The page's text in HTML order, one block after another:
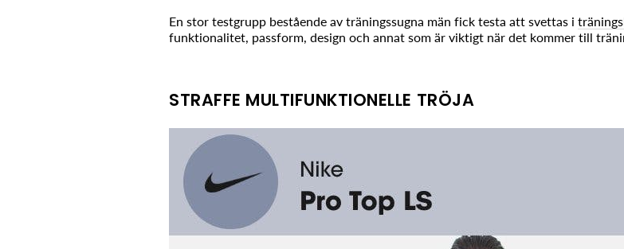
En stor testgrupp bestående av träningssugna män fick testa att svettas i
funktionalitet, passform, design och annat som är viktigt när det kommer till
STRAFFE MULTIFUNKTIONELLE TRÖJA